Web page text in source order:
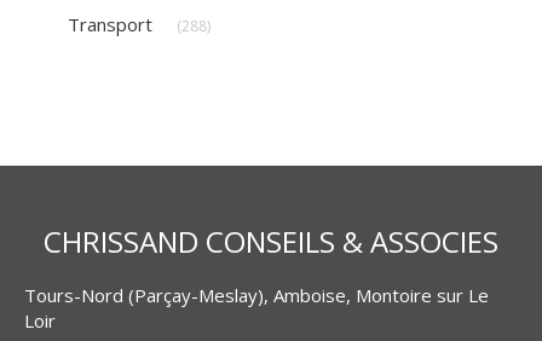
Transport (288)
CHRISSAND CONSEILS & ASSOCIES
Tours-Nord (Parçay-Meslay), Amboise, Montoire sur Le
Loir